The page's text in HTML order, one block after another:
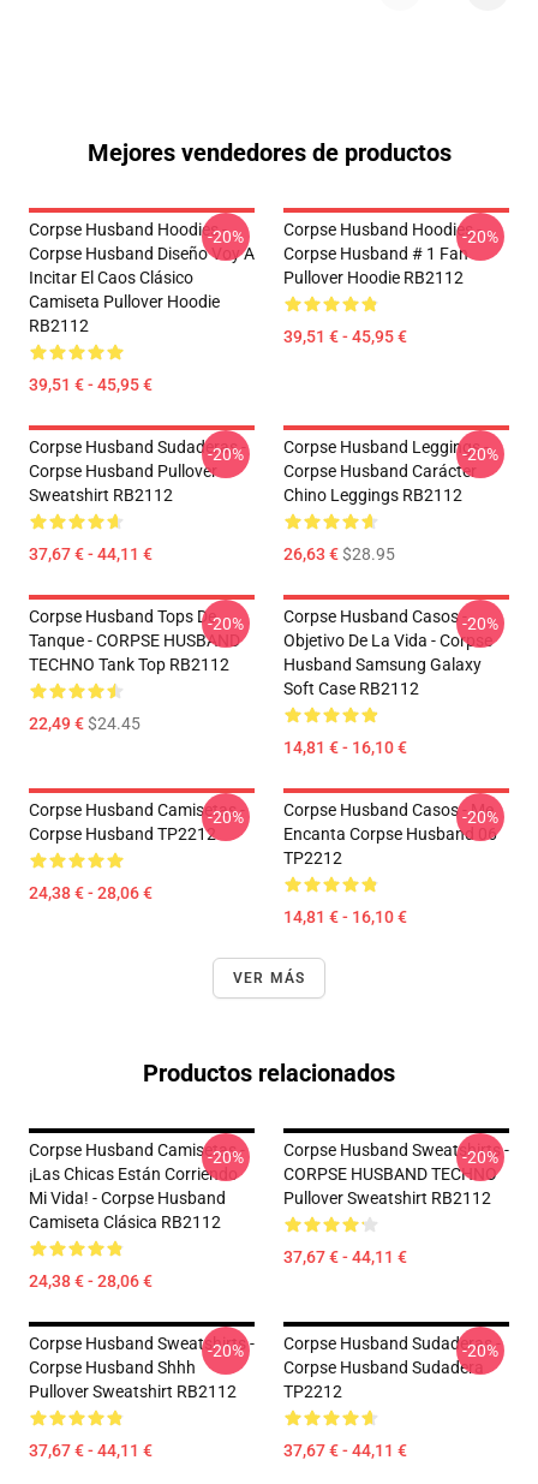
Mejores vendedores de productos
Corpse Husband Hoodies -
Corpse Husband Diseño Voy A
Incitar El Caos Clásico
Camiseta Pullover Hoodie
RB2112
39,51 € - 45,95 €
-20%
Corpse Husband Hoodies -
Corpse Husband # 1 Fan
Pullover Hoodie RB2112
39,51 € - 45,95 €
-20%
Corpse Husband Sudaderas -
Corpse Husband Pullover
Sweatshirt RB2112
37,67 € - 44,11 €
-20%
Corpse Husband Leggings -
Corpse Husband Carácter
Chino Leggings RB2112
26,63 €$28.95
-20%
Corpse Husband Tops De
Tanque - CORPSE HUSBAND
TECHNO Tank Top RB2112
22,49 €$24.45
-20%
Corpse Husband Casos -
Objetivo De La Vida - Corpse
Husband Samsung Galaxy
Soft Case RB2112
14,81 € - 16,10 €
-20%
Corpse Husband Camisetas -
Corpse Husband TP2212
24,38 € - 28,06 €
-20%
Corpse Husband Casos - Me
Encanta Corpse Husband 06
TP2212
14,81 € - 16,10 €
-20%
VER MÁS
Productos relacionados
Corpse Husband Camisetas -
¡Las Chicas Están Corriendo
Mi Vida! - Corpse Husband
Camiseta Clásica RB2112
24,38 € - 28,06 €
-20%
Corpse Husband Sweatshirts -
CORPSE HUSBAND TECHNO
Pullover Sweatshirt RB2112
37,67 € - 44,11 €
-20%
Corpse Husband Sweatshirts -
Corpse Husband Shhh
Pullover Sweatshirt RB2112
37,67 € - 44,11 €
-20%
Corpse Husband Sudaderas -
Corpse Husband Sudadera
TP2212
37,67 € - 44,11 €
-20%